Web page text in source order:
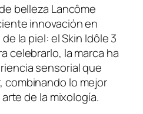
belleza Lancôme
innovación en
de la piel: elSkin Idôle 3
celebrarlo, la marca ha
sensorial que
lo mejor
de la mixología.